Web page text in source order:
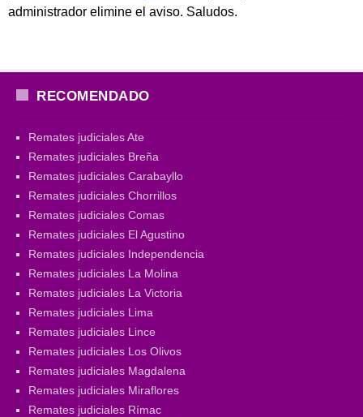
administrador elimine el aviso. Saludos.
RECOMENDADO
Remates judiciales Ate
Remates judiciales Breña
Remates judiciales Carabayllo
Remates judiciales Chorrillos
Remates judiciales Comas
Remates judiciales El Agustino
Remates judiciales Independencia
Remates judiciales La Molina
Remates judiciales La Victoria
Remates judiciales Lima
Remates judiciales Lince
Remates judiciales Los Olivos
Remates judiciales Magdalena
Remates judiciales Miraflores
Remates judiciales Rímac